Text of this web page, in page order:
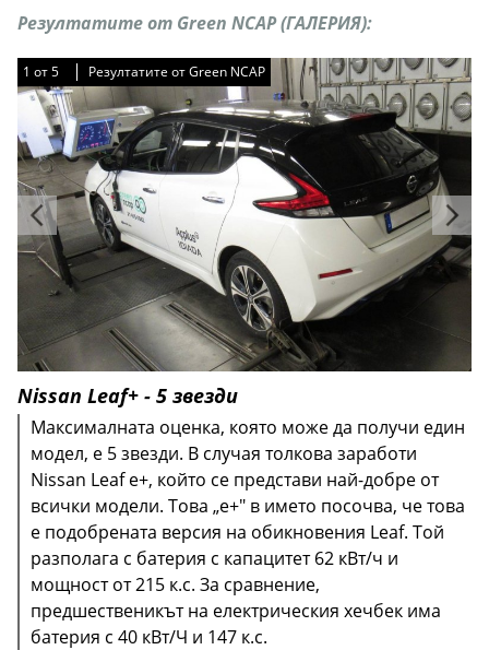
Резултатите от Green NCAP (ГАЛЕРИЯ):
1 от5 Резултатите от Green NCAP
Nissan Leaf+ - 5 звезди
Максималната оценка, която може да получи един
модел, е 5 звезди. В случая толкова заработи
Nissan Leaf e+, който се представи най-добре от
всички модели. Това „e+" в името посочва, че това
е подобрената версия на обикновения Leaf. Той
разполага с батерия с капацитет 62 кВт/ч и
мощност от 215 к.с. За сравнение,
предшественикът на електрическия хечбек има
батерия с 40 кВт/Ч и 147 к.с.
1 от5 Резултатите от Green NCAP
1 от5 Резултатите от Green NCAP
1 от5 Резултатите от Green NCAP
1 от5 Резултатите от Green NCAP